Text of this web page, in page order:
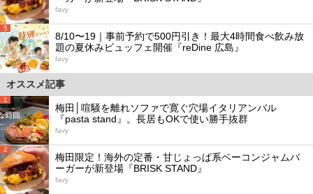
favy
5
8/10〜19｜事前予約で500円引き！最大4時間食べ飲み放
題の夏休みビュッフェ開催『reDine 広島』
favy
オススメ記事
1
梅田│喧騒を離れソファで寛ぐ穴場イタリアンバル
『pasta stand』。長居もOKで使い勝手抜群
favy
2
梅田限定！海外の定番・甘じょっぱ系ベーコンジャムバ
ーガーが新登場『BRISK STAND』
favy